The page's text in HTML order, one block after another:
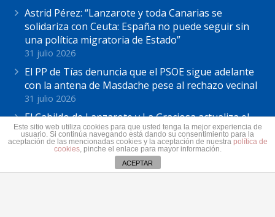
Astrid Pérez: “Lanzarote y toda Canarias se
solidariza con Ceuta: España no puede seguir sin
una política migratoria de Estado”
31 julio 2026
El PP de Tías denuncia que el PSOE sigue adelante
con la antena de Masdache pese al rechazo vecinal
31 julio 2026
El Cabildo de Lanzarote y La Graciosa actualiza el
plan estratégico de subvenciones 2026-2028
30 julio 2026
Este sitio web utiliza cookies para que usted tenga la mejor experiencia de
usuario. Si continúa navegando está dando su consentimiento para la
aceptación de las mencionadas cookies y la aceptación de nuestra política de
cookies, pinche el enlace para mayor información.
ACEPTAR